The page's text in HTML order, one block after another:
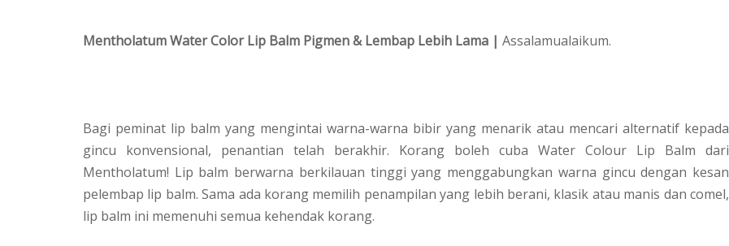
Mentholatum Water Color Lip Balm Pigmen & Lembap Lebih Lama | Assalamualaikum.
Bagi peminat lip balm yang mengintai warna-warna bibir yang menarik atau mencari alternatif kepada
gincu konvensional, penantian telah berakhir. Korang boleh cuba Water Colour Lip Balm dari
Mentholatum! Lip balm berwarna berkilauan tinggi yang menggabungkan warna gincu dengan kesan
pelembap lip balm. Sama ada korang memilih penampilan yang lebih berani, klasik atau manis dan comel,
lip balm ini memenuhi semua kehendak korang.